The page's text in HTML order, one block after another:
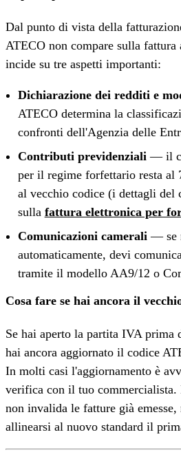
Dal punto di vista della
ATECO non compare sulla fattura
incide su tre aspetti importanti:
Dichiarazione dei redditi e
ATECO determina la
confronti dell'Agenzia delle
Contributi previdenziali — il
per il regime forfettario resta al
al vecchio codice (i dettagli del
sulla fattura elettronica per
Comunicazioni camerali — se
automaticamente, devi
tramite il modello AA9/12 o
Cosa fare se hai ancora il
Se hai aperto la partita IVA prima
hai ancora aggiornato il codice
In molti casi l'aggiornamento è
verifica con il tuo
non invalida le fatture già emesse,
allinearsi al nuovo standard il